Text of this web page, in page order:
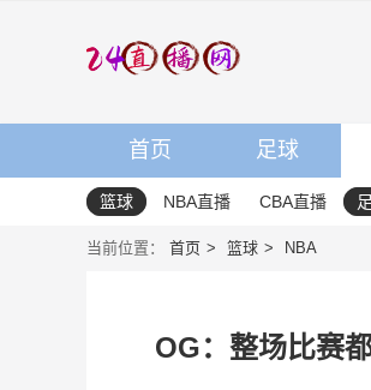
首页 足球
篮球 NBA直播 CBA直播
当前位置： 首页 篮球 NBA
OG：整场比赛